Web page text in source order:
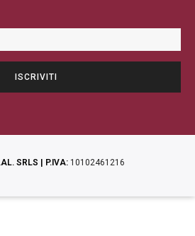
SRLS | P.IVA: 10102461216